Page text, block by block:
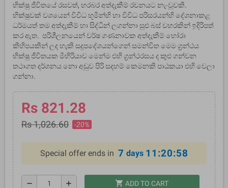
භික්ෂු ජීවිතයේ රසවත්, හරබර අත්දැකීම් රචනයට නැංවූවකි.
භික්ෂුවක් වශයෙන් විවිධ භූමීන්හි හා විවිධ පරිසරයන්හි දේශනාකළ
ධර්මයත් තම අත්දැකීම් හා සිද්ධීන් ලගන්නා සුළු බස් වහරකින් ඉදිරිපත්
කර ඇත. පරිශීලනයෙන් වර්ෂ ගණනාවක අත්දැකීම් හෝරා
කිහිපයකින් ලද හැකි සදුපදේශයන්ගෙන් සමන්විත මෙම ග‍්‍රන්ථය
භික්ෂු ජීවිතයක මිහිරියාව මෙන්ම එහි ග‍්‍රන්ථරසය ද කුළු ගන්වන
තථාගත දර්ශනය නො අඩුව පිරි සදහම් කෙමනකි පාඨකයා එහි වෙලා
ගන්නා.
Rs 821.28
Rs 1,026.60 -20%
Special offer ends in 7 days 11:20:57
remove add shopping_cart ADD TO CART